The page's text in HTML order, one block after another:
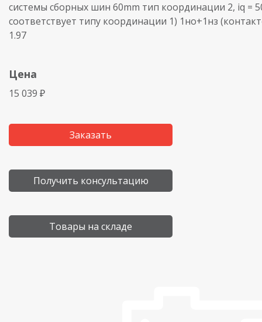
системы сборных шин 60mm тип координации 2, iq =
соответствует типу координации 1) 1но+1нз
1.97
Цена
15 039 ₽
Заказать
Получить консультацию
Товары на складе